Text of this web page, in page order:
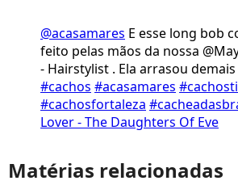
@acasamares E esse long bob
feito pelas mãos da nossa
- Hairstylist . Ela arrasou demais
#cachos #acasamares
#cachosfortaleza
Lover - The Daughters Of Eve
Matérias relacionadas